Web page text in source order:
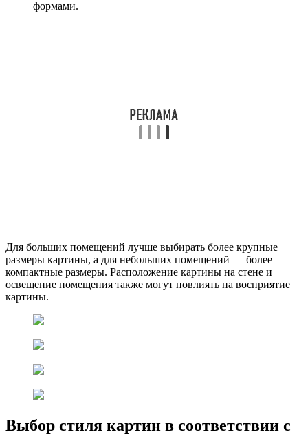
формами.
Для больших помещений лучше выбирать более крупные
размеры картины, а для небольших помещений — более
компактные размеры. Расположение картины на стене и
освещение помещения также могут повлиять на восприятие
картины.
Выбор стиля картин в соответствии с